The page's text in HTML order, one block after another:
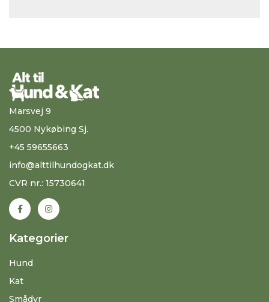
Marsvej 9
4500 Nykøbing Sj.
+45 59655663
info@alttilhundogkat.dk
CVR nr.: 15730641
Kategorier
Hund
Kat
Smådyr